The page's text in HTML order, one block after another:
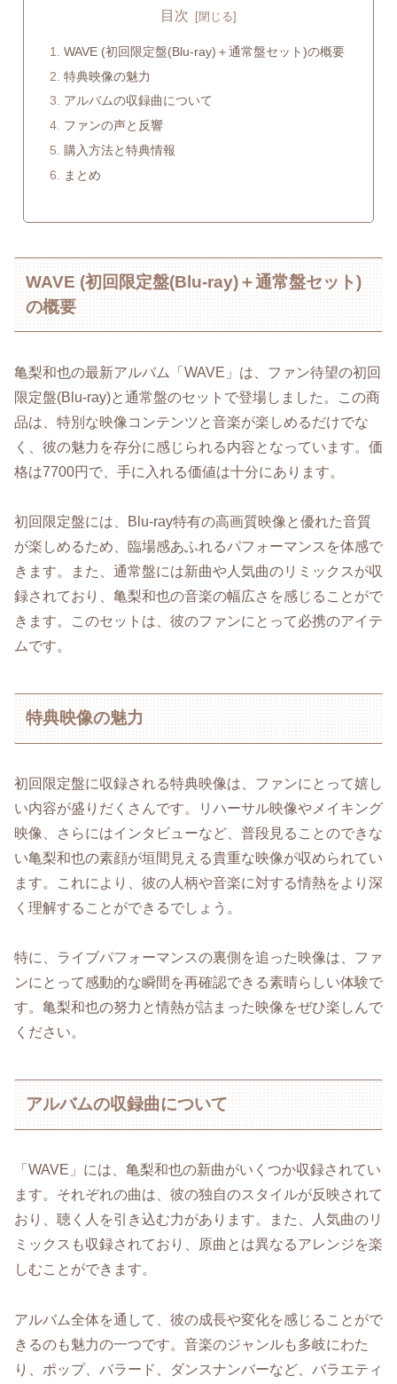
目次
WAVE (初回限定盤(Blu-ray)＋通常盤セット)の概要
特典映像の魅力
アルバムの収録曲について
ファンの声と反響
購入方法と特典情報
まとめ
WAVE (初回限定盤(Blu-ray)＋通常盤セット)
の概要
亀梨和也の最新アルバム「WAVE」は、ファン待望の初回
限定盤(Blu-ray)と通常盤のセットで登場しました。この商
品は、特別な映像コンテンツと音楽が楽しめるだけでな
く、彼の魅力を存分に感じられる内容となっています。価
格は7700円で、手に入れる価値は十分にあります。
初回限定盤には、Blu-ray特有の高画質映像と優れた音質
が楽しめるため、臨場感あふれるパフォーマンスを体感で
きます。また、通常盤には新曲や人気曲のリミックスが収
録されており、亀梨和也の音楽の幅広さを感じることがで
きます。このセットは、彼のファンにとって必携のアイテ
ムです。
特典映像の魅力
初回限定盤に収録される特典映像は、ファンにとって嬉し
い内容が盛りだくさんです。リハーサル映像やメイキング
映像、さらにはインタビューなど、普段見ることのできな
い亀梨和也の素顔が垣間見える貴重な映像が収められてい
ます。これにより、彼の人柄や音楽に対する情熱をより深
く理解することができるでしょう。
特に、ライブパフォーマンスの裏側を追った映像は、ファ
ンにとって感動的な瞬間を再確認できる素晴らしい体験で
す。亀梨和也の努力と情熱が詰まった映像をぜひ楽しんで
ください。
アルバムの収録曲について
「WAVE」には、亀梨和也の新曲がいくつか収録されてい
ます。それぞれの曲は、彼の独自のスタイルが反映されて
おり、聴く人を引き込む力があります。また、人気曲のリ
ミックスも収録されており、原曲とは異なるアレンジを楽
しむことができます。
アルバム全体を通して、彼の成長や変化を感じることがで
きるのも魅力の一つです。音楽のジャンルも多岐にわた
り、ポップ、バラード、ダンスナンバーなど、バラエティ